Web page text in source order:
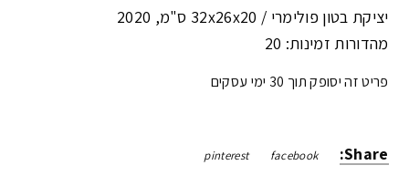
יציקת בטון פולימרי / 32x26x20 ס"מ ,
מהדורות זמינות: 20
פריט זה יסופק תוך 30 ימי עסקים
Share:
facebook
pinterest